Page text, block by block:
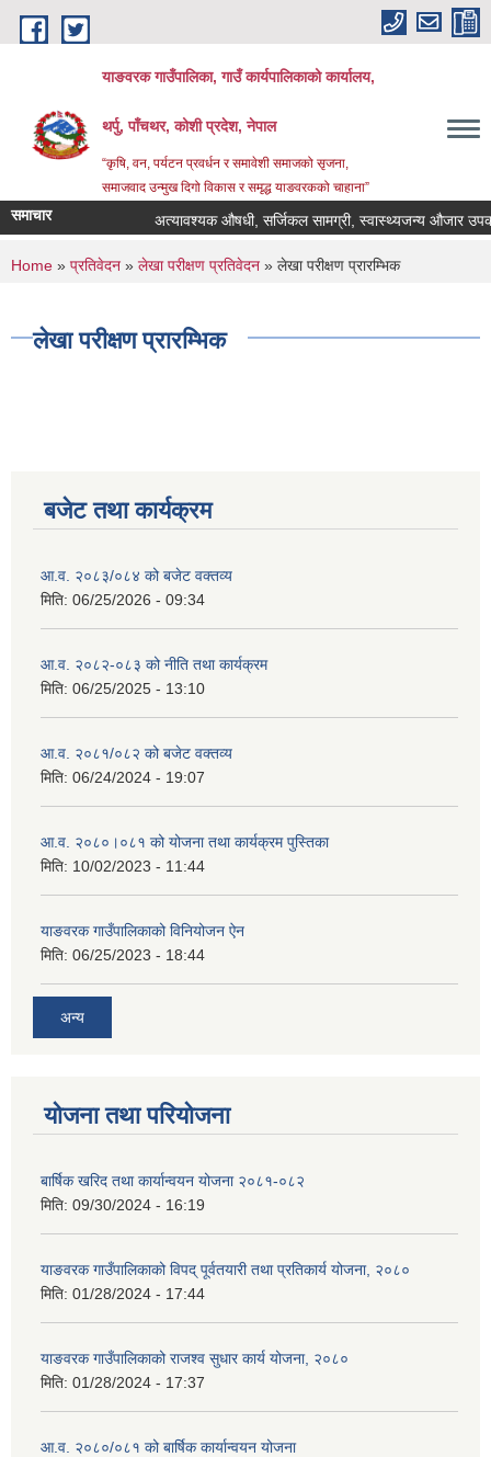
Skip to main content
याङवरक गाउँपालिका, गाउँ कार्यपालिकाको कार्यालय,
थर्पु, पाँचथर, कोशी प्रदेश, नेपाल
“कृषि, वन, पर्यटन प्रवर्धन र समावेशी समाजको सृजना,
समाजवाद उन्मुख दिगो विकास र समृद्ध याङवरकको चाहाना”
समाचार अत्यावश्यक औषधी, सर्जिकल सामग्री, स्वास्थ्यजन्य औजार
You are here
Home » प्रतिवेदन » लेखा परीक्षण प्रतिवेदन » लेखा परीक्षण प्रारम्भिक
लेखा परीक्षण प्रारम्भिक
बजेट तथा कार्यक्रम
आ.व. २०८३/०८४ को बजेट वक्तव्य
मिति: 06/25/2026 - 09:34
आ.व. २०८२-०८३ को नीति तथा कार्यक्रम
मिति: 06/25/2025 - 13:10
आ.व. २०८१/०८२ को बजेट वक्तव्य
मिति: 06/24/2024 - 19:07
आ.व. २०८०।०८१ को योजना तथा कार्यक्रम पुस्तिका
मिति: 10/02/2023 - 11:44
याङवरक गाउँपालिकाको विनियोजन ऐन
मिति: 06/25/2023 - 18:44
अन्य
योजना तथा परियोजना
बार्षिक खरिद तथा कार्यान्वयन योजना २०८१-०८२
मिति: 09/30/2024 - 16:19
याङवरक गाउँपालिकाको विपद् पूर्वतयारी तथा प्रतिकार्य योजना, २०८०
मिति: 01/28/2024 - 17:44
याङवरक गाउँपालिकाको राजश्व सुधार कार्य योजना, २०८०
मिति: 01/28/2024 - 17:37
आ.व. २०८०/०८१ को बार्षिक कार्यान्वयन योजना